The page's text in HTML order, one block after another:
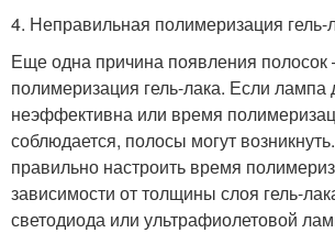
4. Неправильная полимеризация гель-
Еще одна причина появления полосок
полимеризация гель-лака. Если лампа
неэффективна или время
соблюдается, полосы могут
правильно настроить время
зависимости от толщины слоя гель-
светодиода или ультрафиолетовой